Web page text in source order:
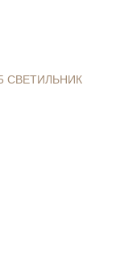
СВЕТИЛЬНИК